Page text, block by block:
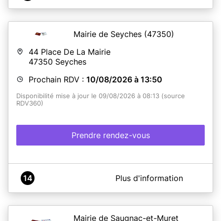
Mairie de Seyches (47350)
44 Place De La Mairie
47350 Seyches
Prochain RDV : 10/08/2026 à 13:50
Disponibilité mise à jour le 09/08/2026 à 08:13 (source
RDV360)
Prendre rendez-vous
A propos de Mairie de SEYCHES
La pré-demande est GRATUITE, elle se fait sur le site de
https://ants.gouv.fr
14 Plus d'information
Mairie de Saugnac-et-Muret